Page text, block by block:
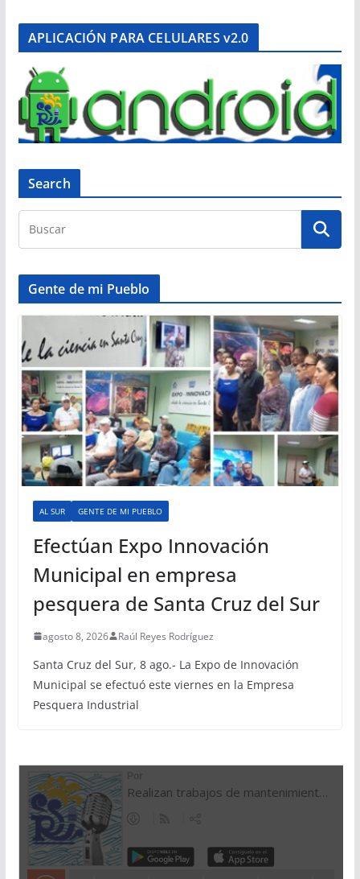
APLICACIÓN PARA CELULARES v2.0
Search
Gente de mi Pueblo
AL SUR GENTE DE MI PUEBLO
Efectúan Expo Innovación
Municipal en empresa
pesquera de Santa Cruz del Sur
agosto 8, 2026 Raúl Reyes Rodríguez
Santa Cruz del Sur, 8 ago.- La Expo de Innovación
Municipal se efectuó este viernes en la Empresa
Pesquera Industrial